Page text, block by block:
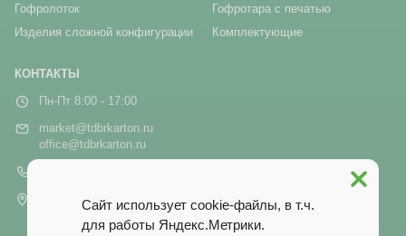
Гофролоток
Гофротара с печатью
Изделия сложной конфигурации
Комплектующие
КОНТАКТЫ
Пн-Пт 8:00 - 17:00
market@tdbrkarton.ru
office@tdbrkarton.ru
г. Брянск, рп Белые Берега,
ул. Белобережская, 1А
Сайт использует cookie-файлы, в т.ч.
для работы Яндекс.Метрики.